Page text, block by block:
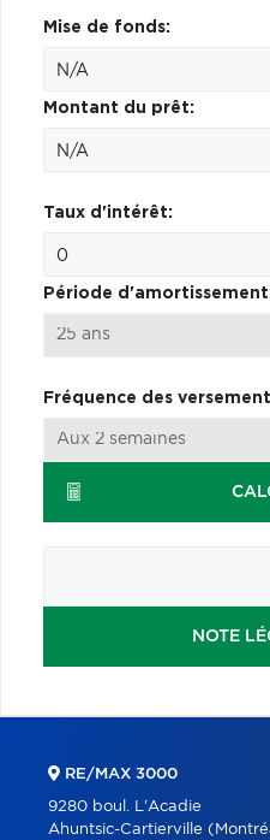
Mise de fonds:
Montant du prêt:
Taux d'intérêt:
Période
Fréquence des
NOTE
RE/MAX 3000
9280 boul. L'Acadie
Ahuntsic-Cartierville